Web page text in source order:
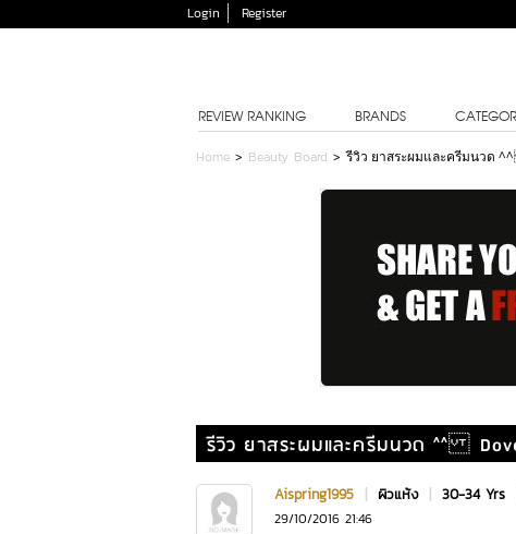
Login Register
REVIEW RANKING BRANDS
Home > Beauty Board >รีวิว ยาสระผมและครีมนวด
รีวิว ยาสระผมและครีมนวด ^^
Aispring1995 | ผิวแห้ง | 30-34 Yrs
29/10/2016 21:46